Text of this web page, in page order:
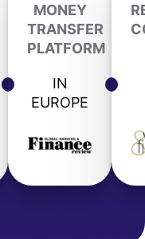
MONEY
TRANSFER
PLATFORM
IN
EUROPE